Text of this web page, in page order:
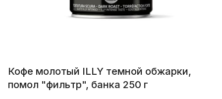
Кофе молотый ILLY темной обжарки,
помол "фильтр", банка 250 г